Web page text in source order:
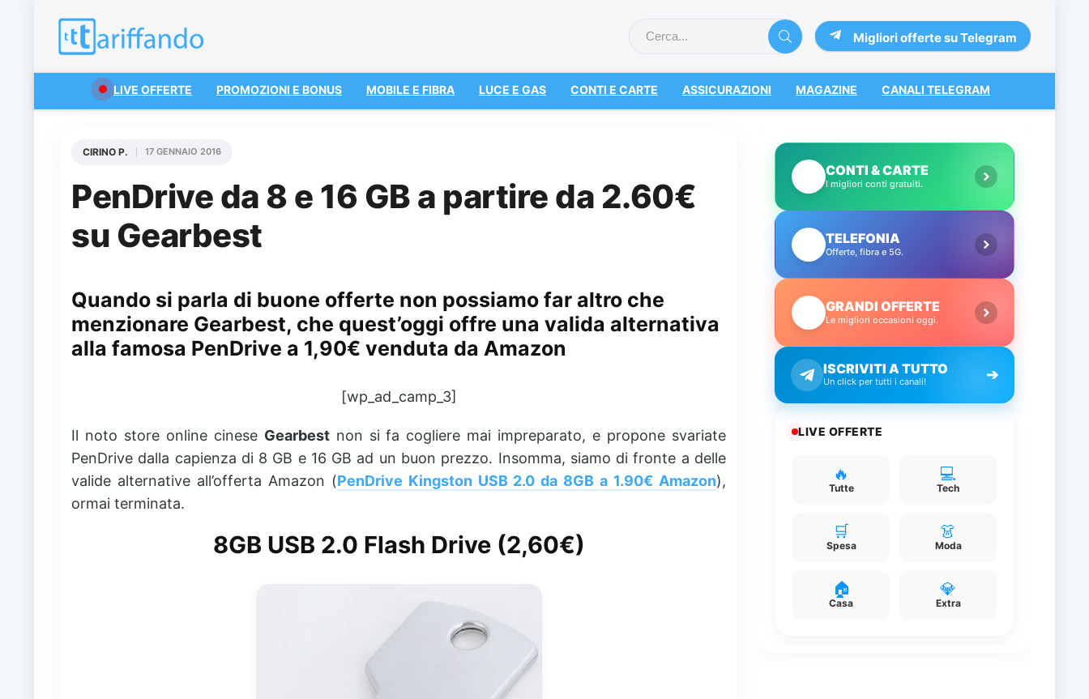
Migliori offerte su Telegram
LIVE OFFERTE PROMOZIONI E BONUS MOBILE E FIBRA LUCE E GAS CONTI E CARTE ASSICURAZIONI MAGAZINE CANALI TELEGRAM
PenDrive da 8 e 16 GB a partire da 2.60€
su Gearbest
CIRINO P. 17 GENNAIO 2016
Quando si parla di buone offerte non possiamo far altro che
menzionare Gearbest, che quest’oggi offre una valida alternativa
alla famosa PenDrive a 1,90€ venduta da Amazon
[wp_ad_camp_3]
Il noto store online cinese Gearbestnon si fa cogliere mai impreparato, e propone svariate
PenDrive dalla capienza di 8 GB e 16 GB ad un buon prezzo. Insomma, siamo di fronte a delle
valide alternative all’offerta Amazon (PenDrive Kingston USB 2.0 da 8GB a 1.90€ Amazon),
ormai terminata.
8GB USB 2.0 Flash Drive(2,60€)
CONTI & CARTE
I migliori conti gratuiti.
TELEFONIA
Offerte, fibra e 5G.
GRANDI OFFERTE
Le migliori occasioni oggi.
ISCRIVITI A TUTTO
Un click per tutti i canali! ➔
LIVE OFFERTE
🔥
Tutte
💻
Tech
🛒
Spesa
👗
Moda
🏠
Casa
💎
Extra